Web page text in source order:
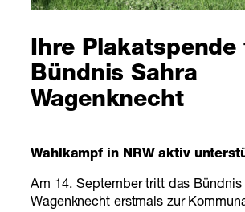
Ihre Plakatspende
Bündnis Sahra
Wagenknecht
Wahlkampf in NRW aktiv
Am 14. September tritt das Bündnis
Wagenknecht erstmals zur